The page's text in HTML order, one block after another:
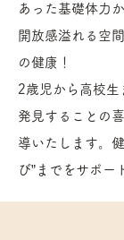
あった基礎体力
開放感溢れる空
の健康！
2歳児から高校生
発見することの
導いたします。
び”までをサポー